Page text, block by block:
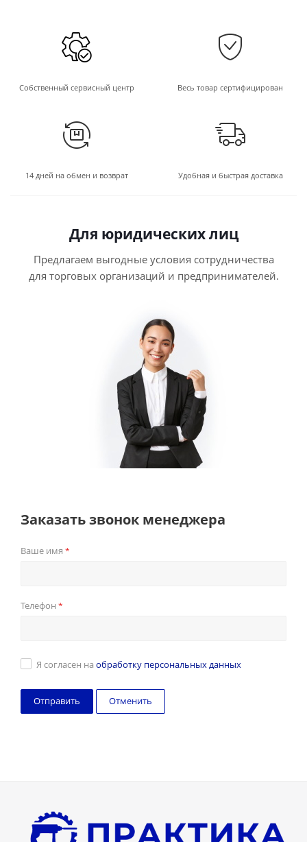
Собственный сервисный центр Весь товар сертифицирован
14 дней на обмен и возврат Удобная и быстрая доставка
Для юридических лиц
Предлагаем выгодные условия сотрудничества
для торговых организаций и предпринимателей.
Заказать звонок менеджера
Ваше имя *
Телефон *
Я согласен на обработку персональных данных
Отменить